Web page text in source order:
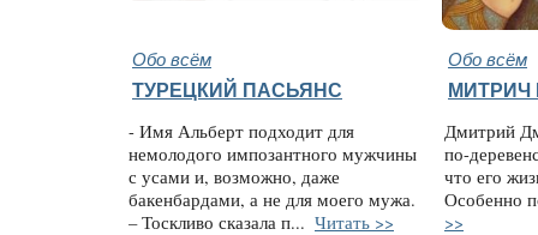
Обо всём Обо всём
ТУРЕЦКИЙ ПАСЬЯНС
- Имя Альберт подходит для
немолодого импозантного мужчины
с усами и, возможно, даже
бакенбардами, а не для моего мужа.
– Тоскливо сказала п... Читать >>
МИТРИЧ
Дмитрий
по-
что его
Особенно
>>